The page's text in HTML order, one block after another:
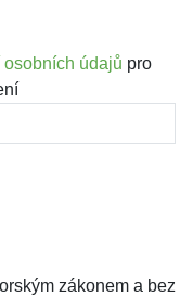
údajů pro
zákonem a bez